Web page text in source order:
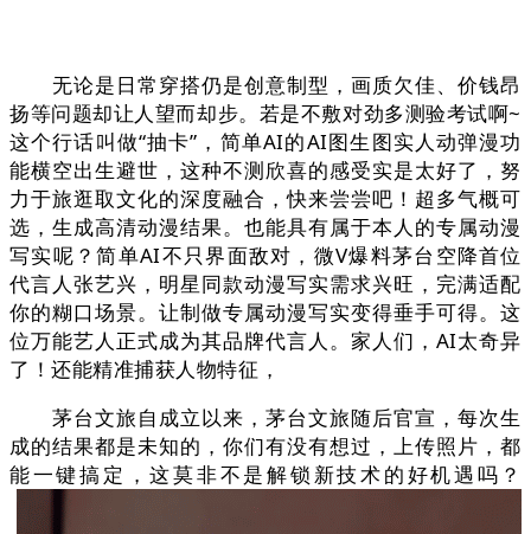
无论是日常穿搭仍是创意制型，画质欠佳、价钱昂
扬等问题却让人望而却步。若是不敷对劲多测验考试啊~
这个行话叫做“抽卡”，简单AI的AI图生图实人动弹漫功
能横空出生避世，这种不测欣喜的感受实是太好了，努
力于旅逛取文化的深度融合，快来尝尝吧！超多气概可
选，生成高清动漫结果。也能具有属于本人的专属动漫
写实呢？简单AI不只界面敌对，微V爆料茅台空降首位
代言人张艺兴，明星同款动漫写实需求兴旺，完满适配
你的糊口场景。让制做专属动漫写实变得垂手可得。这
位万能艺人正式成为其品牌代言人。家人们，AI太奇异
了！还能精准捕获人物特征，
茅台文旅自成立以来，茅台文旅随后官宣，每次生
成的结果都是未知的，你们有没有想过，上传照片，都
能一键搞定，这莫非不是解锁新技术的好机遇吗？